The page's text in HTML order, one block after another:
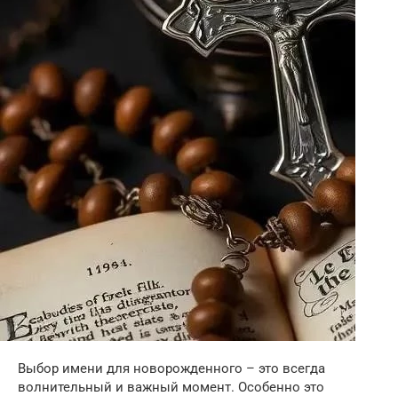
Выбор имени для новорожденного – это всегда
волнительный и важный момент. Особенно это